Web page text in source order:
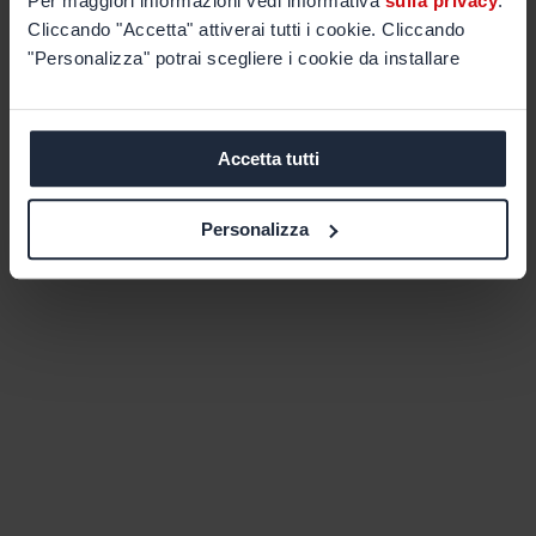
Cliccando "Accetta" attiverai tutti i cookie. Cliccando
"Personalizza" potrai scegliere i cookie da installare
Accetta tutti
Personalizza